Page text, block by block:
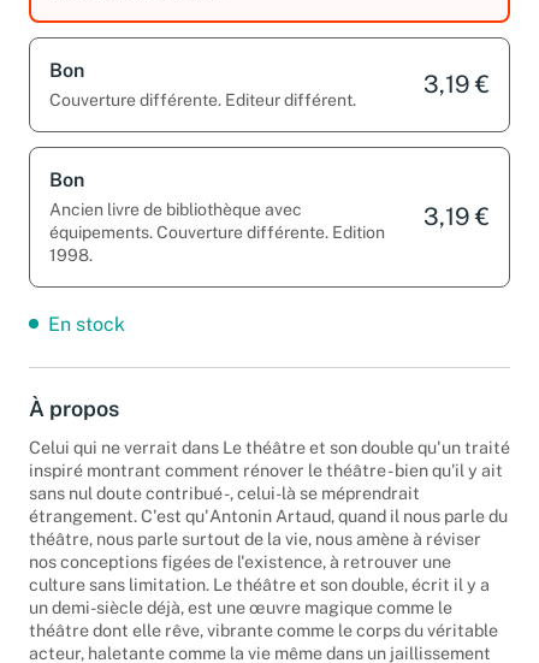
Bon
Couverture différente. Editeur différent.
3,19 €
Bon
Ancien livre de bibliothèque avec
équipements. Couverture différente. Edition
1998.
3,19 €
En stock
À propos
Celui qui ne verrait dans Le théâtre et son double qu'un traité
inspiré montrant comment rénover le théâtre - bien qu'il y ait
sans nul doute contribué -, celui-là se méprendrait
étrangement. C'est qu'Antonin Artaud, quand il nous parle du
théâtre, nous parle surtout de la vie, nous amène à réviser
nos conceptions figées de l'existence, à retrouver une
culture sans limitation. Le théâtre et son double, écrit il y a
un demi-siècle déjà, est une œuvre magique comme le
théâtre dont elle rêve, vibrante comme le corps du véritable
acteur, haletante comme la vie même dans un jaillissement